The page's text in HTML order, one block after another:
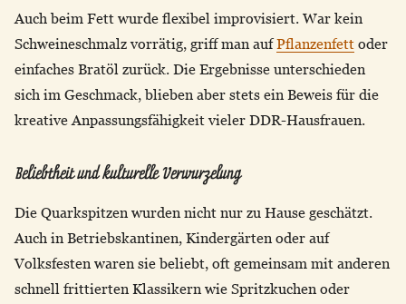
Auch beim Fett wurde flexibel improvisiert. War kein
Schweineschmalz vorrätig, griff man aufPflanzenfett oder
einfaches Bratöl zurück. Die Ergebnisse unterschieden
sich im Geschmack, blieben aber stets ein Beweis für die
kreative Anpassungsfähigkeit vieler DDR-Hausfrauen.
Beliebtheit und kulturelle Verwurzelung
Die Quarkspitzen wurden nicht nur zu Hause geschätzt.
Auch in Betriebskantinen, Kindergärten oder auf
Volksfesten waren sie beliebt, oft gemeinsam mit anderen
schnell frittierten Klassikern wie Spritzkuchen oder